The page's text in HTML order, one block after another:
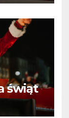
świąt